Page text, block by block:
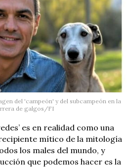
del 'campeón' y del subcampeón en la
de galgos/FI
es en realidad como una
mítico de la mitología
los males del mundo, y
que podemos hacer es la